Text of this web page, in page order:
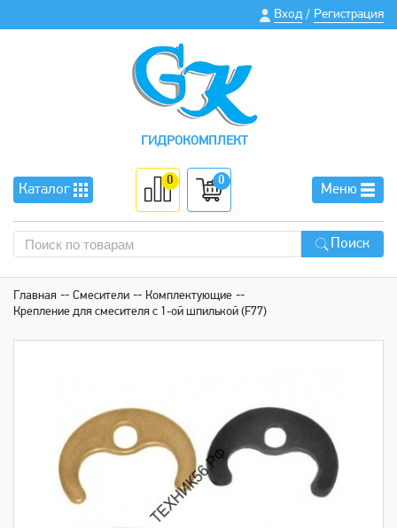
Вход / Регистрация
ГИДРОКОМПЛЕКТ
Каталог
0 0
Меню
Поиск
Главная Смесители
Комплектующие
Крепление для смесителя с 1-ой шпилькой (F77)